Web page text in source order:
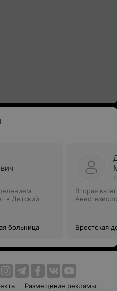
• Детский
больница
Вторая
Брестская
Размещение рекламы